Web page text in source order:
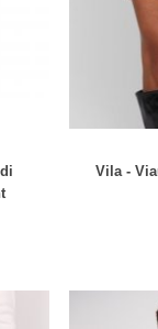
Vila -